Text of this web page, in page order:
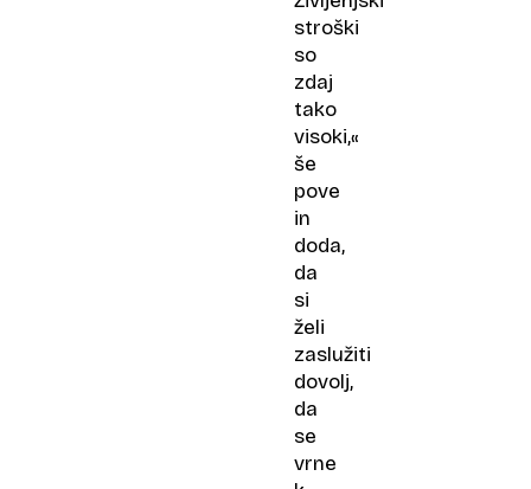
stroški
so
zdaj
tako
visoki,«
še
pove
in
doda,
da
si
želi
zaslužiti
dovolj,
da
se
vrne